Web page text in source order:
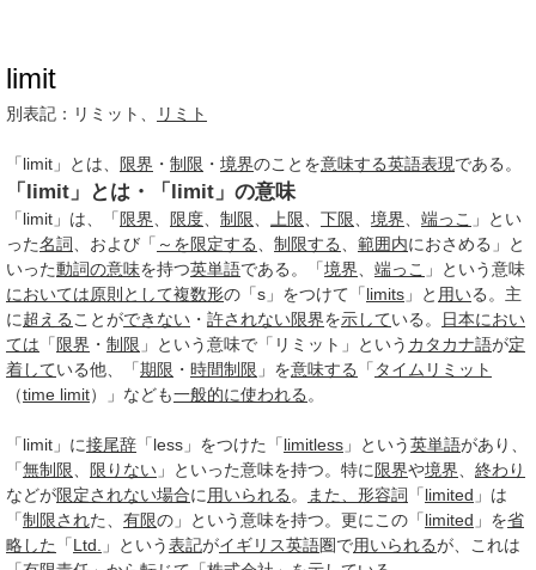
limit
別表記： リミット、 リミト
「limit」とは、 限界 ・ 制限 ・ 境界のことを意味する英語表現である。
「limit」とは・「limit」の意味
「limit」は、「 限界 限度 制限 上限 下限 境界 端っこ 」とい
った名詞 、および「 ～を限定する 制限する 範囲内におさめる」と
いった動詞の意味を持つ英単語である。「境界 端っこ 」という意味
においては原則として複数形の「s」をつけて「limits 」と 用いる。主
に超える ことができない ・ 許されない限界を示している。 日本におい
ては 「 限界 ・ 制限 」という意味で「リミット」という カタカナ語が定
着している他、「期限 ・ 時間制限 」を意味する 「 タイムリミット
（time limit）」なども一般的に使われる 。
「limit」に接尾辞 「less」をつけた「limitless 」という英単語があり、
「無制限 限りない 」といった意味を持つ。特に 限界や境界
終わり
などが限定されない場合に 用いられる 。 また、 形容詞 「limited 」は
「制限された、 有限の」という意味を持つ。更にこの「limited 」を省
略した
「Ltd. 」という表記がイギリス英語圏で用いられるが、これは